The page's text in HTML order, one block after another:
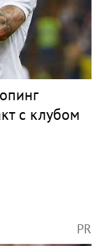
с клубом
PR